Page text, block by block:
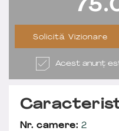
Solicită Vizionare
Acest anunț
Nr. camere: 2